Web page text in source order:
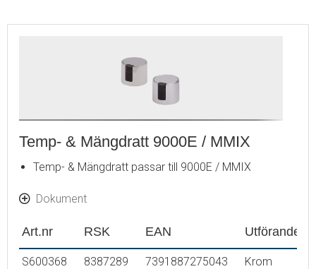
Temp- & Mängdratt 9000E / MMIX
Temp- & Mängdratt passar till 9000E / MMIX
Dokument
Art.nr RSK EAN Utförande
S600368 8387289 7391887275043 Krom